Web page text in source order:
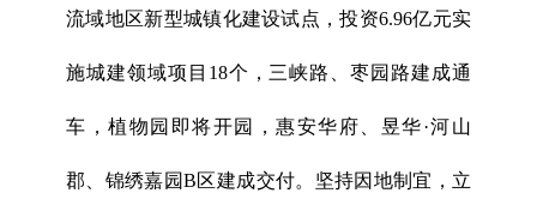
流域地区新型城镇化建设试点，投资6.96亿元实
施城建领域项目18个，三峡路、枣园路建成通
车，植物园即将开园，惠安华府、昱华·河山
郡、锦绣嘉园B区建成交付。坚持因地制宜，立